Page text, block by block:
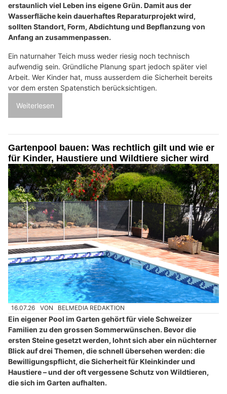
erstaunlich viel Leben ins eigene Grün. Damit aus der
Wasserfläche kein dauerhaftes Reparaturprojekt wird,
sollten Standort, Form, Abdichtung und Bepflanzung von
Anfang an zusammenpassen.
Ein naturnaher Teich muss weder riesig noch technisch
aufwendig sein. Gründliche Planung spart jedoch später viel
Arbeit. Wer Kinder hat, muss ausserdem die Sicherheit bereits
vor dem ersten Spatenstich berücksichtigen.
Weiterlesen
Gartenpool bauen: Was rechtlich gilt und wie er
für Kinder, Haustiere und Wildtiere sicher wird
16.07.26 VON BELMEDIA REDAKTION
Ein eigener Pool im Garten gehört für viele Schweizer
Familien zu den grossen Sommerwünschen. Bevor die
ersten Steine gesetzt werden, lohnt sich aber ein nüchterner
Blick auf drei Themen, die schnell übersehen werden: die
Bewilligungspflicht, die Sicherheit für Kleinkinder und
Haustiere – und der oft vergessene Schutz von Wildtieren,
die sich im Garten aufhalten.